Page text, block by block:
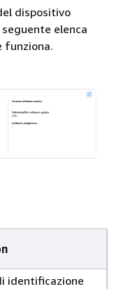
dispositivo
elenca
funziona.
identificazione